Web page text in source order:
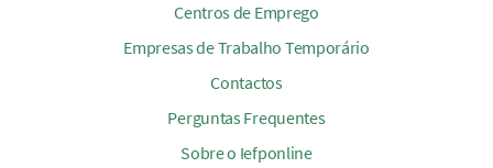
Centros de Emprego
Empresas de Trabalho Temporário
Contactos
Perguntas Frequentes
Sobre o Iefponline